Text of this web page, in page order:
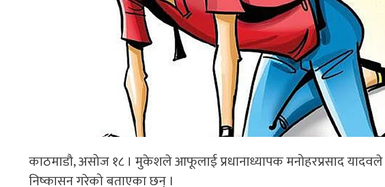
काठमाडौ, असोज १८ । मुकेशले आफूलाई प्रधानाध्यापक मनोहरप्रसाद
निष्कासन गरेको बताएका छन् ।